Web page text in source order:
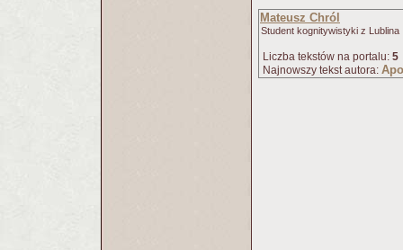
Mateusz Chról
Student kognitywistyki z Lublina
Liczba tekstów na portalu: 5
Najnowszy tekst autora: